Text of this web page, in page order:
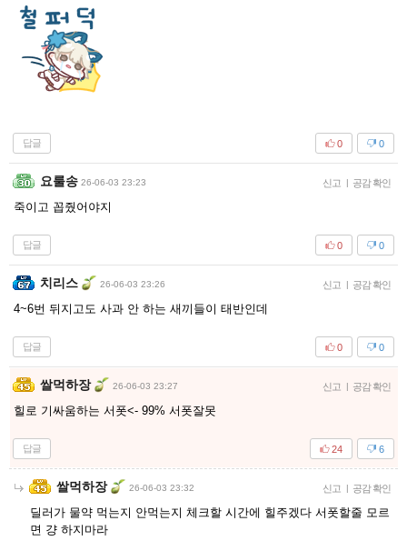
답글 0
0
요룰송 26-06-03 23:23 신고 | 공감 확인
죽이고 꼽줬어야지
답글 0
0
치리스 26-06-03 23:26 신고 | 공감 확인
4~6번 뒤지고도 사과 안 하는 새끼들이 태반인데
답글 0
0
쌀먹하장 26-06-03 23:27 신고 | 공감 확인
힐로 기싸움하는 서폿<- 99% 서폿잘못
답글 6
24
쌀먹하장 26-06-03 23:32 신고 | 공감 확인
딜러가 물약 먹는지 안먹는지 체크할 시간에 힐주겠다 서폿할줄 모르
면 걍 하지마라